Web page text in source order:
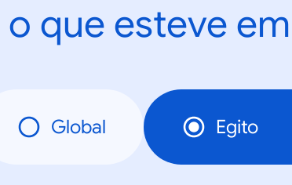
o que esteve
Global Egito